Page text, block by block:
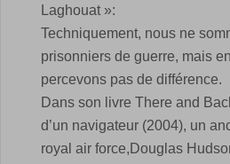
Laghouat »:
Techniquement, nous ne
prisonniers de guerre, mais
percevons pas de différence.
Dans son livre There and
d’un navigateur (2004), un
royal air force,Douglas